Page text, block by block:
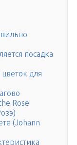
посадка
для
Rose
(Johann